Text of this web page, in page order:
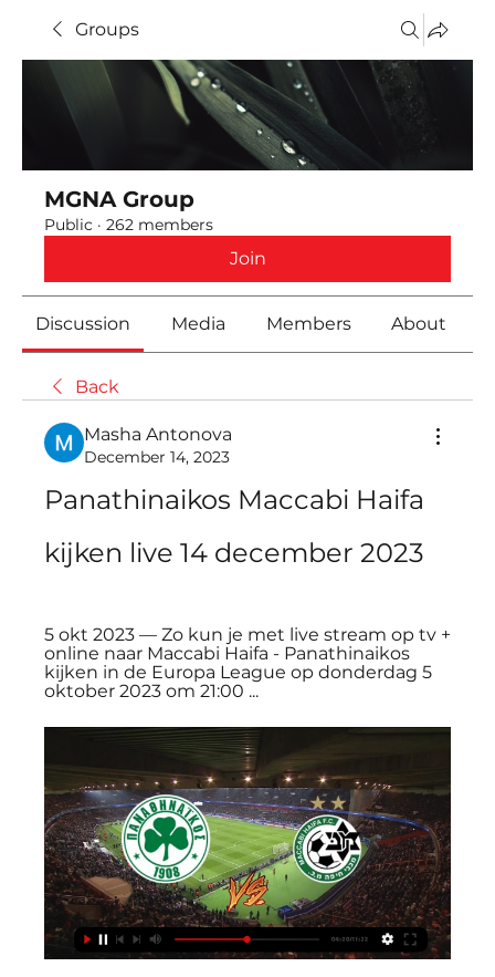
Groups
MGNA Group
Public · 262 members
Join
Discussion Media Members About
Back
Masha Antonova
December 14, 2023
Panathinaikos Maccabi Haifa
kijken live 14 december 2023
5 okt 2023 — Zo kun je met live stream op tv +
online naar Maccabi Haifa - Panathinaikos
kijken in de Europa League op donderdag 5
oktober 2023 om 21:00 ...